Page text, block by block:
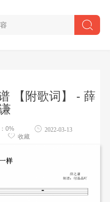
【附歌词】 - 薛
0%
2022-03-13
收藏